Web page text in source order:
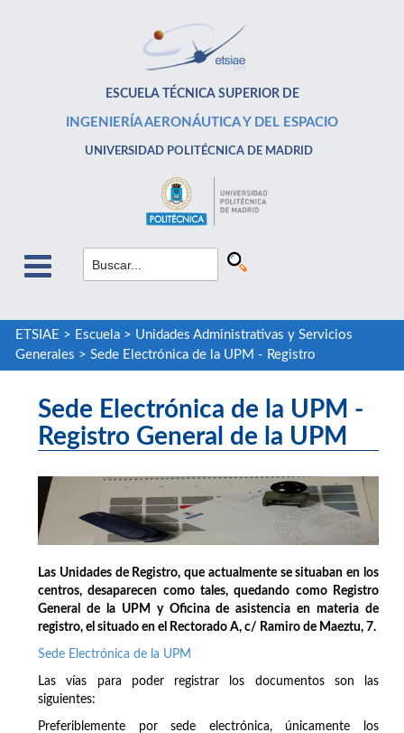
ESCUELA TÉCNICA SUPERIOR DE
INGENIERÍA AERONÁUTICA Y DEL ESPACIO
UNIVERSIDAD POLITÉCNICA DE MADRID
ETSIAE > Escuela> Unidades Administrativas y Servicios
Generales > Sede Electrónica de la UPM - Registro
Sede Electrónica de la UPM -
Registro General de la UPM
Las Unidades de Registro, que actualmente se situaban en los
centros, desaparecen como tales, quedando como Registro
General de la UPM y Oficina de asistencia en materia de
registro, el situado en el Rectorado A, c/ Ramiro de Maeztu, 7.
Sede Electrónica de la UPM
Las vías para poder registrar los documentos son las
siguientes:
Preferiblemente por sede electrónica, únicamente los